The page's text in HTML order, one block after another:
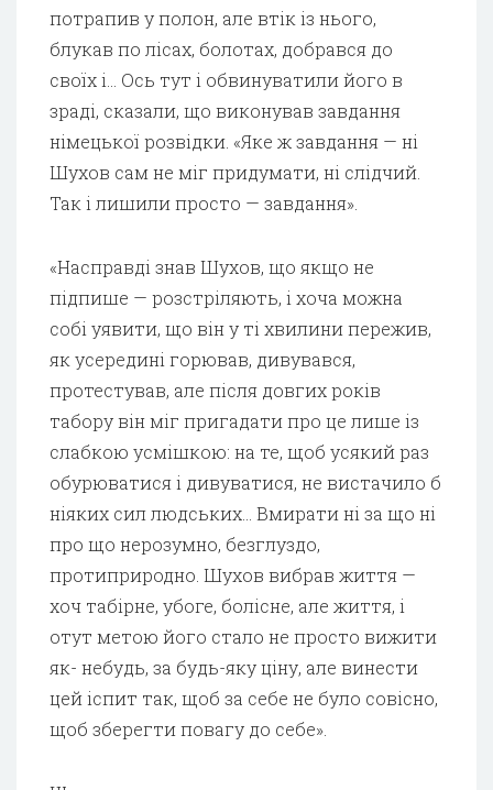
потрапив у полон, але втік із нього,
блукав по лісах, болотах, добрався до
своїх і… Ось тут і обвинуватили його в
зраді, сказали, що виконував завдання
німецької розвідки. «Яке ж завдання — ні
Шухов сам не міг придумати, ні слідчий.
Так і лишили просто — завдання».
«Насправді знав Шухов, що якщо не
підпише — розстріляють, і хоча можна
собі уявити, що він у ті хвилини пережив,
як усередині горював, дивувався,
протестував, але після довгих років
табору він міг пригадати про це лише із
слабкою усмішкою: на те, щоб усякий раз
обурюватися і дивуватися, не вистачило б
ніяких сил людських… Вмирати ні за що ні
про що нерозумно, безглуздо,
протиприродно. Шухов вибрав життя —
хоч табірне, убоге, болісне, але життя, і
отут метою його стало не просто вижити
як- небудь, за будь-яку ціну, але винести
цей іспит так, щоб за себе не було совісно,
щоб зберегти повагу до себе».